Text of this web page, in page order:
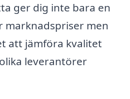
ger dig inte bara en
marknadspriser men
att jämföra kvalitet
leverantörer